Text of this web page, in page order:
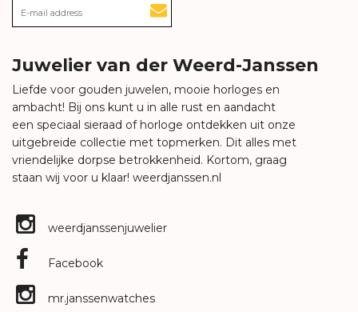
Juwelier van der Weerd-Janssen
Liefde voor gouden juwelen, mooie horloges en
ambacht! Bij ons kunt u in alle rust en aandacht
een speciaal sieraad of horloge ontdekken uit onze
uitgebreide collectie met topmerken. Dit alles met
vriendelijke dorpse betrokkenheid. Kortom, graag
staan wij voor u klaar! weerdjanssen.nl
weerdjanssenjuwelier
Facebook
mr.janssenwatches